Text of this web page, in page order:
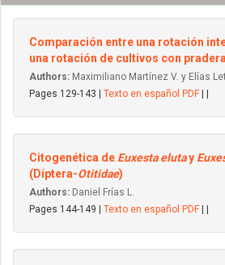
Comparación entre una rotación
una rotación de cultivos con pradera
Authors: Maximiliano Martínez V. y Elías
Pages 129-143 | Texto en español PDF
Citogenética de Euxesta elutay
(Díptera-Otitidae)
Authors: Daniel Frías L.
Pages 144-149 | Texto en español PDF